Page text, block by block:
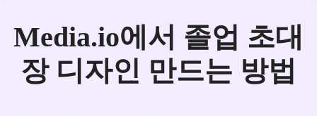
Media.io에서 졸업 초대
장 디자인 만드는 방법